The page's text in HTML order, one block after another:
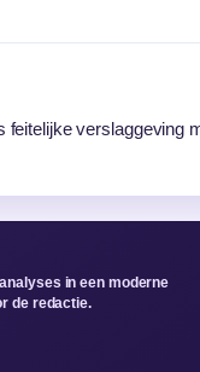
feitelijke verslaggeving
in een moderne
de redactie.